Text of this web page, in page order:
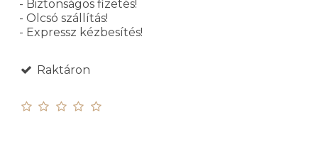
- Biztonságos fizetés!
- Olcsó szállítás!
- Expressz kézbesítés!
Raktáron